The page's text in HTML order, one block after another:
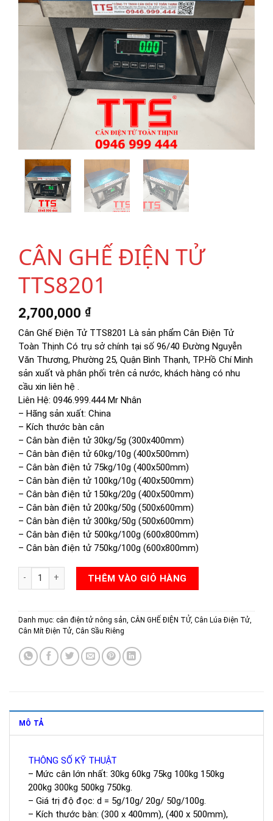
CÂN GHẾ ĐIỆN TỬ
TTS8201
2,700,000 ₫
Cân Ghế Điện Tử TTS8201 Là sản phẩm Cân Điện Tử
Toàn Thịnh Có trụ sở chính tại số 96/40 Đường Nguyễn
Văn Thương, Phường 25, Quận Bình Thạnh, TP.Hồ Chí Minh
sản xuất và phân phối trên cả nước, khách hàng có nhu
cầu xin liên hệ .
Liên Hệ: 0946.999.444 Mr Nhân
– Hãng sản xuất: China
– Kích thước bàn cân
– Cân bàn điện tử 30kg/5g (300x400mm)
– Cân bàn điện tử 60kg/10g (400x500mm)
– Cân bàn điện tử 75kg/10g (400x500mm)
– Cân bàn điện tử 100kg/10g (400x500mm)
– Cân bàn điện tử 150kg/20g (400x500mm)
– Cân bàn điện tử 200kg/50g (500x600mm)
– Cân bàn điện tử 300kg/50g (500x600mm)
– Cân bàn điện tử 500kg/100g (600x800mm)
– Cân bàn điện tử 750kg/100g (600x800mm)
CÂN GHẾ ĐIỆN TỬ TTS8201 số lượng
THÊM VÀO GIỎ HÀNG
Danh mục: cân điện tử nông sản, CÂN GHẾ ĐIỆN TỬ, Cân Lúa Điện Tử,
Cân Mít Điện Tử, Cân Sầu Riêng
MÔ TẢ
THÔNG SỐ KỸ THUẬT
– Mức cân lớn nhất: 30kg 60kg 75kg 100kg 150kg
200kg 300kg 500kg 750kg.
– Giá trị độ đọc: d = 5g/10g/ 20g/ 50g/100g.
– Kích thước bàn: (300 x 400mm), (400 x 500mm),